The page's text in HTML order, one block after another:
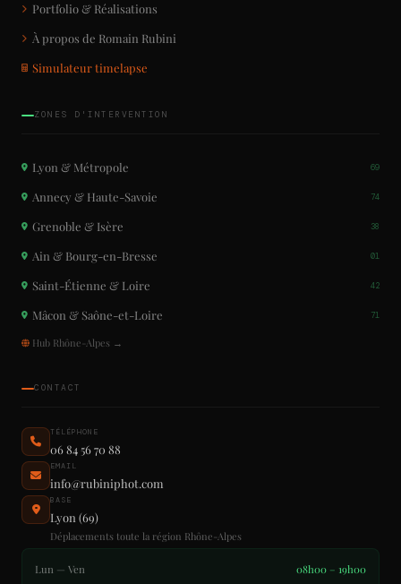
Portfolio & Réalisations
À propos de Romain Rubini
Simulateur timelapse
ZONES D'INTERVENTION
Lyon & Métropole 69
Annecy & Haute-Savoie 74
Grenoble & Isère 38
Ain & Bourg-en-Bresse 01
Saint-Étienne & Loire 42
Mâcon & Saône-et-Loire 71
Hub Rhône-Alpes →
CONTACT
TÉLÉPHONE
06 84 56 70 88
EMAIL
info@rubiniphot.com
BASE
Lyon (69)
Déplacements toute la région Rhône-Alpes
Lun — Ven 08h00 – 19h00